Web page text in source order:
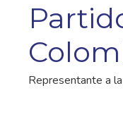
Representante a